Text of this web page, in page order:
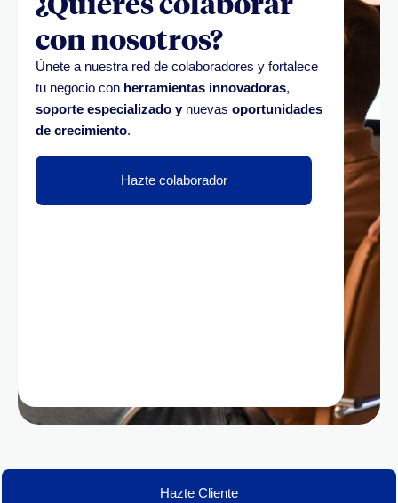
con nosotros?
Únete a nuestra red de colaboradores y fortalece
tu negocio con herramientas innovadoras,
soporte especializado ynuevas oportunidades
de crecimiento.
Hazte colaborador
Hazte Cliente